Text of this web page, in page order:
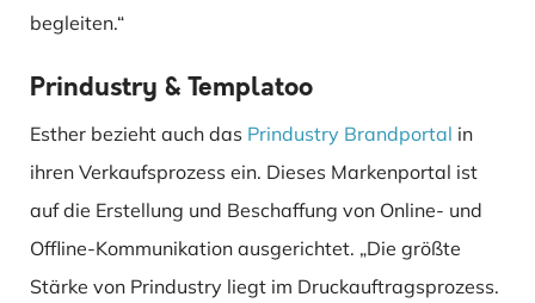
begleiten.“
Prindustry & Templatoo
Esther bezieht auch das Prindustry Brandportal in
ihren Verkaufsprozess ein. Dieses Markenportal ist
auf die Erstellung und Beschaffung von Online- und
Offline-Kommunikation ausgerichtet. „Die größte
Stärke von Prindustry liegt im Druckauftragsprozess.